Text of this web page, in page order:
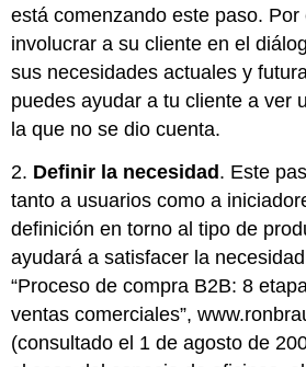
está comenzando este paso.
involucrar a su cliente en el
sus necesidades actuales y
puedes ayudar a tu cliente a ver
la que no se dio cuenta.
2. Definir la necesidad . Este
tanto a usuarios como a
definición en torno al tipo de
ayudará a satisfacer la
“Proceso de compra B2B: 8
ventas comerciales”,
(consultado el 1 de agosto de